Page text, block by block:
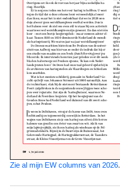
Zie al mijn EW columns van 2026.